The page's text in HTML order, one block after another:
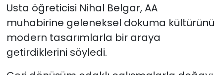
Usta öğreticisi Nihal Belgar, AA
muhabirine geleneksel dokuma kültürünü
modern tasarımlarla bir araya
getirdiklerini söyledi.